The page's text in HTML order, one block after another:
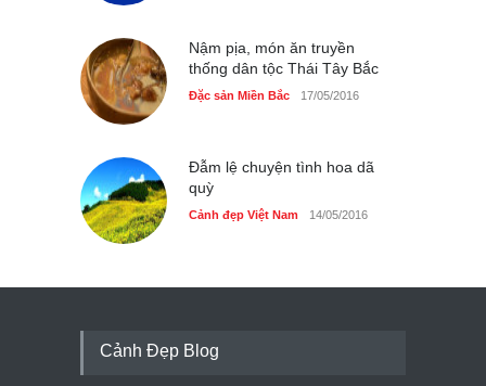
Bún cá thố và bánh canh
cốt dừa miền Tây ở Sài Gòn
Cảnh đẹp Việt Nam 24/04/2020
dân dã ở Sài Gòn
Cảnh đẹp Việt Nam
Nậm pịa, món ăn truyền
thống dân tộc Thái Tây Bắc
Đặc sản Miền Bắc 17/05/2016
Đẫm lệ chuyện tình hoa dã
quỳ
Cảnh đẹp Việt Nam 14/05/2016
Cảnh Đẹp Blog